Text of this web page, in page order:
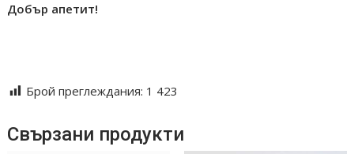
Добър апетит!
Брой преглеждания: 1 423
Свързани продукти